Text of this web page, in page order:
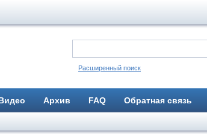
Расширенный поиск
Архив FAQ Обратная связь